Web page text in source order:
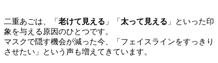
二重あごは、「 老けて見える 」「 太って見える 」といった印
象を与える原因のひとつです。
マスクで隠す機会が減った今、「フェイスラインをすっきり
させたい」という声も増えてきています。